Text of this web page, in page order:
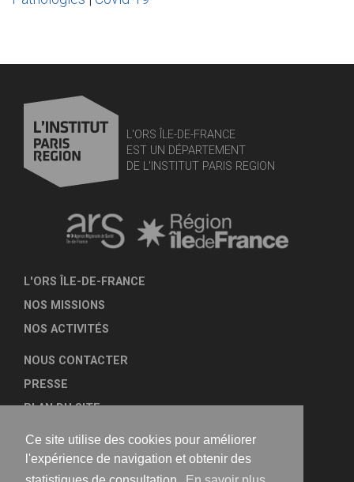
Ce site utilise des cookies pour améliorer
l'expérience de navigation et obtenir des
L'ORS ÎLE-DE-FRANCE
EST UN DÉPARTEMENT
DE L'INSTITUT PARIS REGION
L'ORS ÎLE-DE-FRANCE
NOS MISSIONS
NOS ACTIVITÉS
NOUS CONTACTER
PRESSE
PLAN DU SITE
MENTIONS LÉGALES
TRANSPARENCE